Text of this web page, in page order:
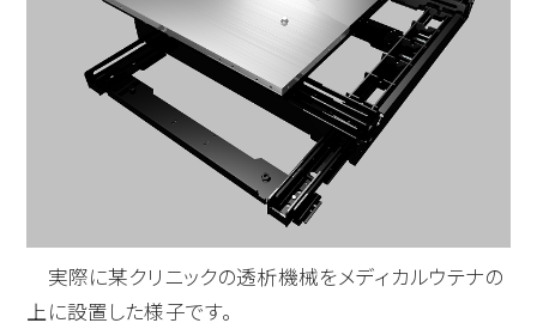
実際に某クリニックの透析機械をメディカルウテナの
上に設置した様子です。